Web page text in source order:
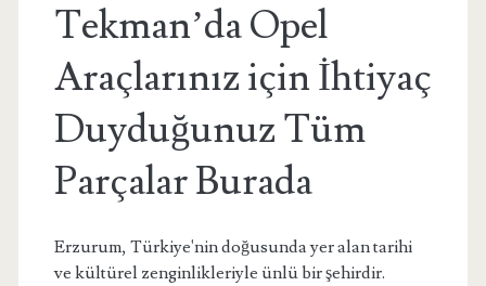
Tekman’da Opel
Araçlarınız için İhtiyaç
Duyduğunuz Tüm
Parçalar Burada
Erzurum, Türkiye'nin doğusunda yer alan tarihi
ve kültürel zenginlikleriyle ünlü bir şehirdir.